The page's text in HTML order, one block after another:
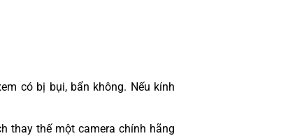
có bị bụi, bẩn không. Nếu kính
thay thế một camera chính hãng